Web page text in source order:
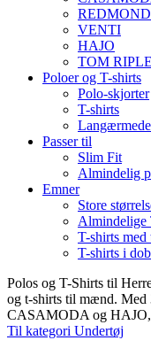
REDMOND
VENTI
HAJO
TOM
Poloer og T-shirts
Polo-skjorter
T-shirts
Passer til
Slim Fit
Almindelig
Emner
Store
Almindelige
T-shirts med
T-shirts i
Polos og T-Shirts til
og t-shirts til mænd.
CASAMODA og HAJO,
Til kategori Undertøj